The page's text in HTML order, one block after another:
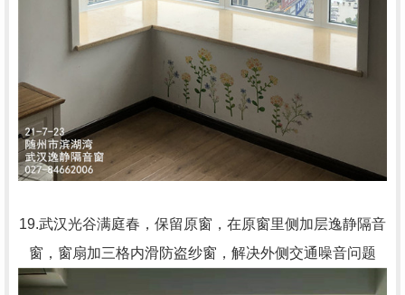
19.武汉光谷满庭春，保留原窗，在原窗里侧加层逸静隔音
窗，窗扇加三格内滑防盗纱窗，解决外侧交通噪音问题